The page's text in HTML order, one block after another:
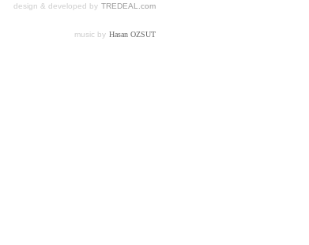
design & developed by TREDEAL.com
music by Hasan OZSUT